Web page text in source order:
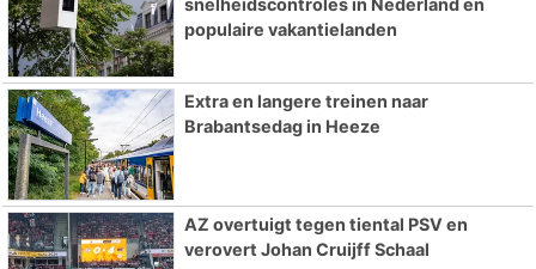
populaire vakantielanden
Extra en langere treinen naar
Brabantsedag in Heeze
AZ overtuigt tegen tiental PSV en
verovert Johan Cruijff Schaal